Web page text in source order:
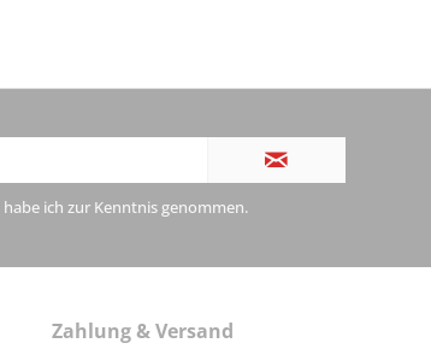
habe ich zur Kenntnis genommen.
Zahlung & Versand